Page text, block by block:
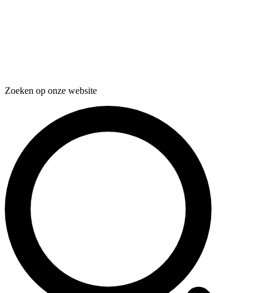
Zoeken op onze website